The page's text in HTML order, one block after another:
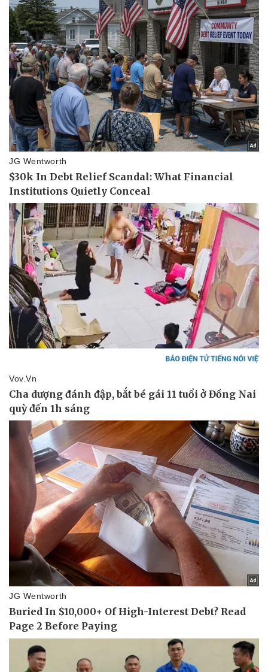
Doanh nghiệp
Thông tin doanh nghiệp
Doanh nghiệp 24h
Doanh nhân
Vì cộng đồng
Công nghệ
Sành điệu
Tin Công nghệ
Trải nghiệm
Chuyển đổi số